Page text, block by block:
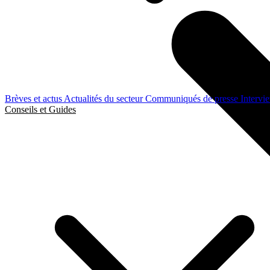
Brèves et actusActualités du secteurCommuniqués de presse
Conseils et Guides